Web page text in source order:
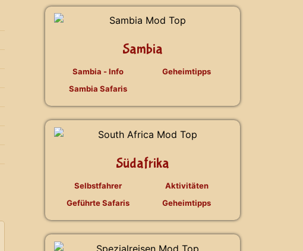
Sambia
Sambia - Info
Sambia Safaris
Geheimtipps
Südafrika
Selbstfahrer
Geführte Safaris
Aktivitäten
Geheimtipps